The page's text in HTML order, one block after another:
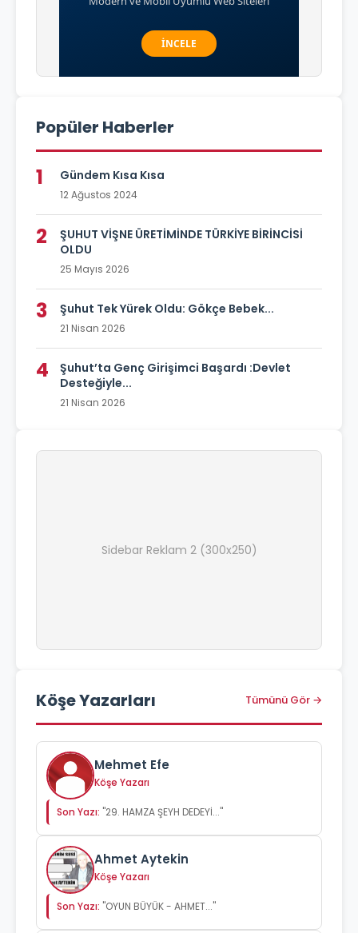
Popüler Haberler
1 Gündem Kısa Kısa
12 Ağustos 2024
2
ŞUHUT VİŞNE ÜRETİMİNDE TÜRKİYE BİRİNCİSİ
OLDU
25 Mayıs 2026
3 Şuhut Tek Yürek Oldu: Gökçe Bebek...
21 Nisan 2026
4
Şuhut’ta Genç Girişimci Başardı :Devlet
Desteğiyle...
21 Nisan 2026
Sidebar Reklam 2 (300x250)
Köşe Yazarları Tümünü Gör →
Mehmet Efe
Köşe Yazarı
Son Yazı: "29. HAMZA ŞEYH DEDEYİ..."
Ahmet Aytekin
Köşe Yazarı
Son Yazı: "OYUN BÜYÜK - AHMET..."